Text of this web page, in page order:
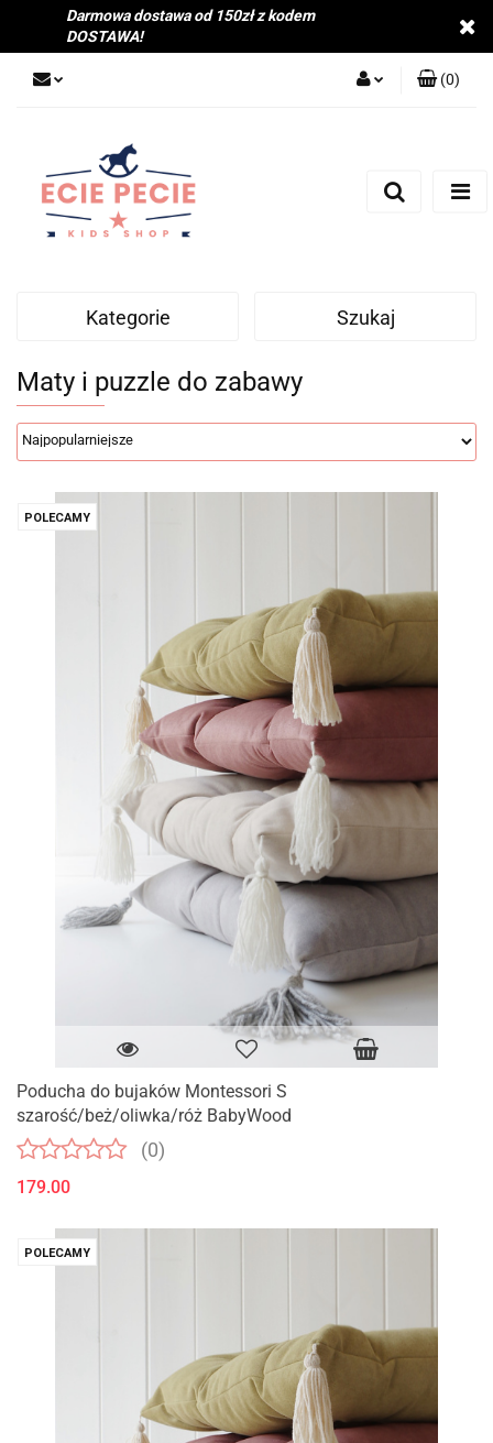
Darmowa dostawa od 150zł z kodem
DOSTAWA!
(0)
Kategorie Szukaj
Maty i puzzle do zabawy
POLECAMY
Poducha do bujaków Montessori S
szarość/beż/oliwka/róż BabyWood
(0)
179.00
POLECAMY